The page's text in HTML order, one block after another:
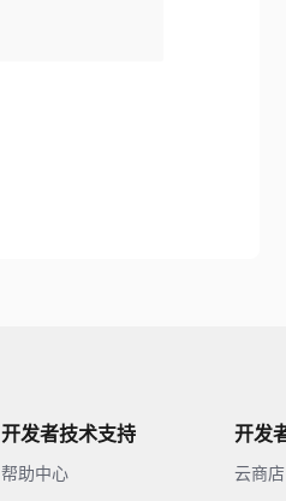
开发者技术支持
帮助中心
开发
云商店